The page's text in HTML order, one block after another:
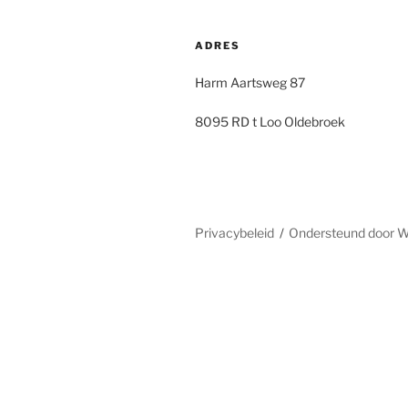
ADRES
Harm Aartsweg 87
8095 RD t Loo Oldebroek
Privacybeleid Ondersteund door